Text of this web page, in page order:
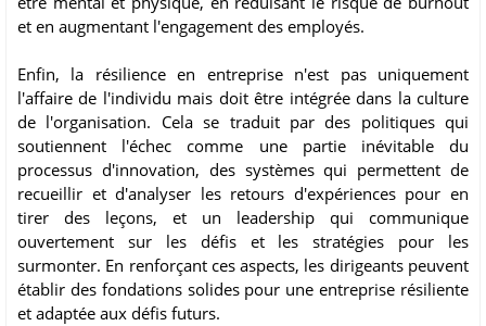
et en augmentant l'engagement des employés.
Enfin, la résilience en entreprise n'est pas uniquement
l'affaire de l'individu mais doit être intégrée dans la culture
de l'organisation. Cela se traduit par des politiques qui
soutiennent l'échec comme une partie inévitable du
processus d'innovation, des systèmes qui permettent de
recueillir et d'analyser les retours d'expériences pour en
tirer des leçons, et un leadership qui communique
ouvertement sur les défis et les stratégies pour les
surmonter. En renforçant ces aspects, les dirigeants peuvent
établir des fondations solides pour une entreprise résiliente
et adaptée aux défis futurs.